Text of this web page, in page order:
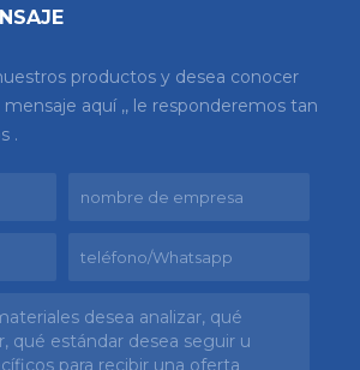
productos y desea conocer
aquí ,, le responderemos tan
.